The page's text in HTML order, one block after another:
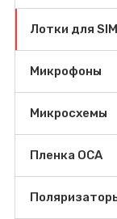
Лотки для SIM
Микрофоны
Микросхемы
Пленка OCA